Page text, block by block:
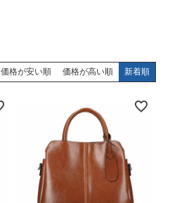
価格が安い順 価格が高い順 新着順